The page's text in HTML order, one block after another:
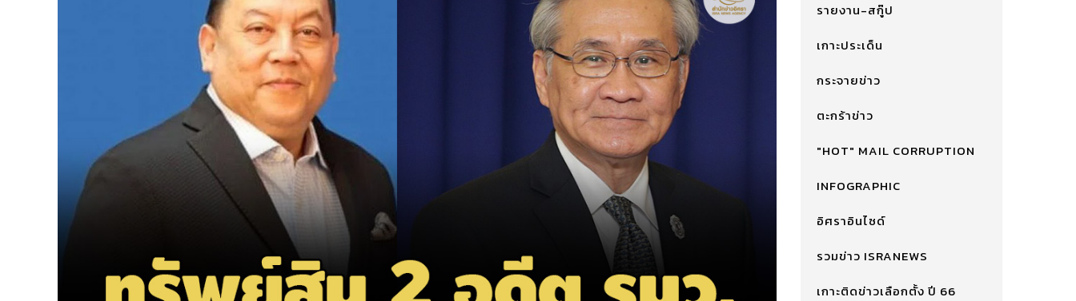
รายงาน-สกู๊ป
เกาะประเด็น
กระจายข่าว
ตะกร้าข่าว
"HOT" MAIL CORRUPTION
INFOGRAPHIC
อิศราอินไซด์
รวมข่าว ISRANEWS
เกาะติดข่าวเลือกตั้ง ปี 66